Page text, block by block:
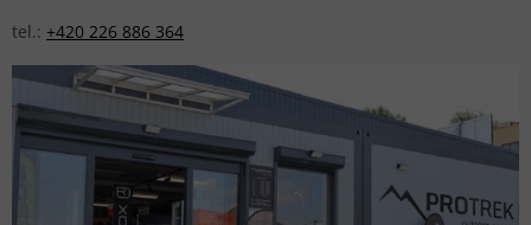
tel.: +420 226 886 364